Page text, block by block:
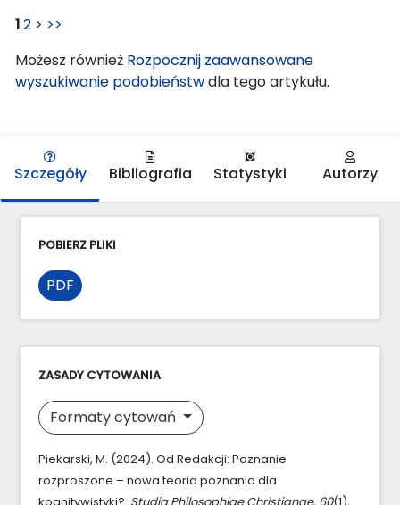
12 > >>
Możesz również Rozpocznij zaawansowane
wyszukiwanie podobieństwdla tego artykułu.
Szczegóły Bibliografia Statystyki Autorzy
POBIERZ PLIKI
PDF
ZASADY CYTOWANIA
Formaty cytowań
Piekarski, M. (2024). Od Redakcji: Poznanie
rozproszone – nowa teoria poznania dla